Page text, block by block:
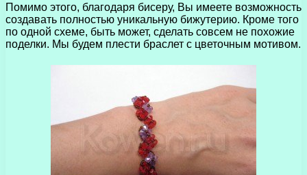
Помимо этого, благодаря бисеру, Вы имеете возможность
создавать полностью уникальную бижутерию. Кроме того
по одной схеме, быть может, сделать совсем не похожие
поделки. Мы будем плести браслет с цветочным мотивом.